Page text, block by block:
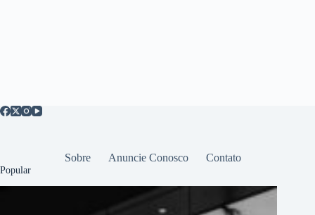
Sobre Anuncie Conosco Contato
Popular